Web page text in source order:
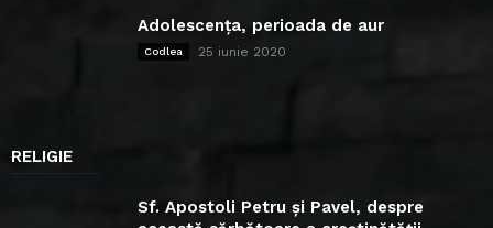
Adolescența, perioada de aur
Codlea 25 iunie 2020
RELIGIE
Sf. Apostoli Petru și Pavel, despre